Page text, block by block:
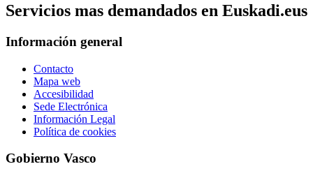
Servicios mas demandados en Euskadi.eus
Información general
Contacto
Mapa web
Accesibilidad
Sede Electrónica
Información Legal
Política de cookies
Gobierno Vasco